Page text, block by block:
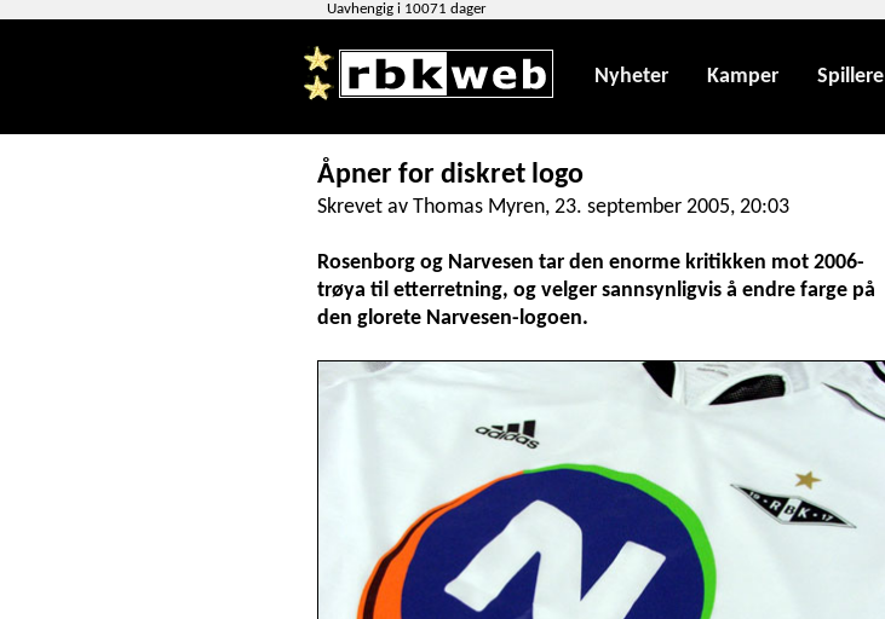
Uavhengig i 10071 dager
Nyheter Kamper Spillere
Åpner for diskret logo
Skrevet av Thomas Myren, 23. september 2005, 20:03
Rosenborg og Narvesen tar den enorme kritikken mot 2006-
trøya til etterretning, og velger sannsynligvis å endre farge på
den glorete Narvesen-logoen.